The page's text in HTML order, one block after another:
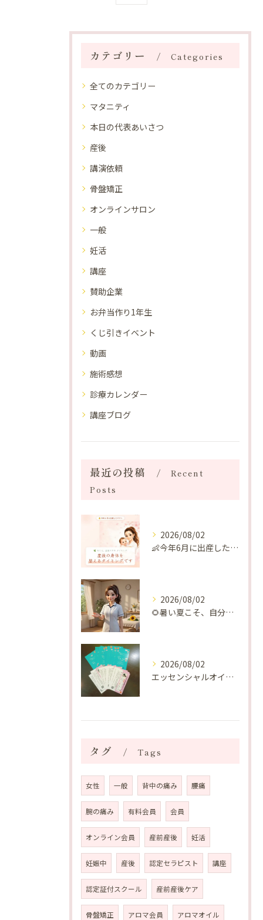
カテゴリー Categories
全てのカテゴリー
マタニティ
本日の代表あいさつ
産後
講演依頼
骨盤矯正
オンラインサロン
一般
妊活
講座
賛助企業
お弁当作り1年生
くじ引きイベント
動画
施術感想
診療カレンダー
講座ブログ
最近の投稿
Recent
Posts
2026/08/02
👶今年6月に出産したママへ♡
2026/08/02
🌻暑い夏こそ、自分の身体を整える時間を♡
2026/08/02
エッセンシャルオイルプレゼントご当選番号発表 2026年8月
タグ Tags
女性 一般 背中の痛み 腰痛
腕の痛み 有料会員 会員
オンライン会員 産前産後 妊活
妊娠中 産後 認定セラピスト 講座
認定証付スクール 産前産後ケア
骨盤矯正 アロマ会員 アロマオイル